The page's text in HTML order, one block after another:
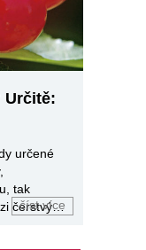
Určitě:
určené
tak
čerstvým
číst více